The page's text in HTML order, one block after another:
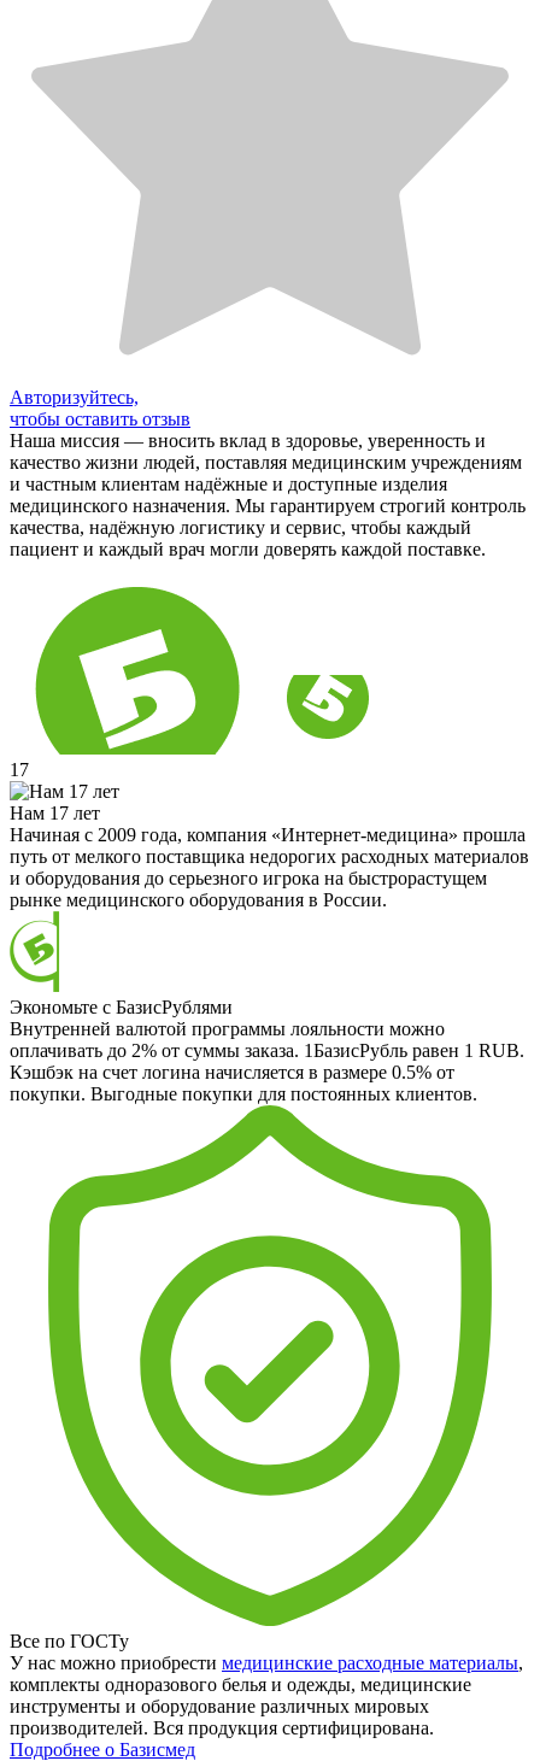
Авторизуйтесь,
чтобы оставить отзыв
Наша миссия — вносить вклад в здоровье, уверенность и
качество жизни людей, поставляя медицинским учреждениям
и частным клиентам надёжные и доступные изделия
медицинского назначения. Мы гарантируем строгий контроль
качества, надёжную логистику и сервис, чтобы каждый
пациент и каждый врач могли доверять каждой поставке.
17
Нам 17 лет
Начиная с 2009 года, компания «Интернет-медицина» прошла
путь от мелкого поставщика недорогих расходных материалов
и оборудования до серьезного игрока на быстрорастущем
рынке медицинского оборудования в России.
Экономьте с БазисРублями
Внутренней валютой программы лояльности можно
оплачивать до 2% от суммы заказа. 1БазисРубль равен 1 RUB.
Кэшбэк на счет логина начисляется в размере 0.5% от
покупки. Выгодные покупки для постоянных клиентов.
Все по ГОСТу
У нас можно приобрести медицинские расходные материалы,
комплекты одноразового белья и одежды, медицинские
инструменты и оборудование различных мировых
производителей. Вся продукция сертифицирована.
Подробнее о Базисмед